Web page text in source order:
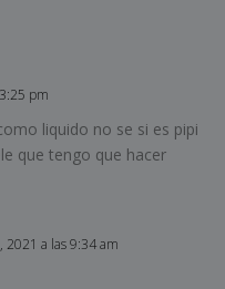
pm
liquido no se si es pipi
que tengo que hacer
2021 a las 9:34 am